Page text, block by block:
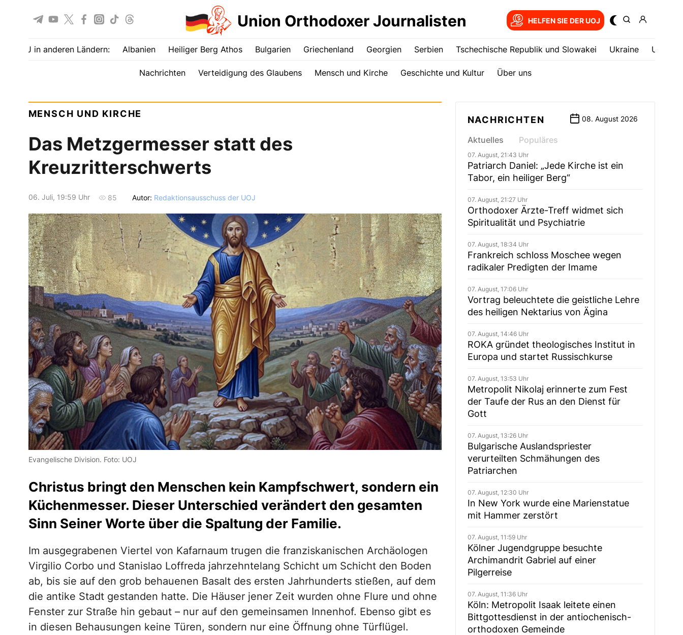
Union Orthodoxer Journalisten HELFEN SIE DER UOJ
UOJ in anderen Ländern: Albanien Heiliger Berg Athos Bulgarien Griechenland Georgien Serbien Tschechische Republik und Slowakei Ukrainе USA
Nachrichten Verteidigung des Glaubens Mensch und Kirche Geschichte und Kultur Über uns
MENSCH UND KIRCHE
Das Metzgermesser statt des
Kreuzritterschwerts
06. Juli, 19:59 Uhr 85 Autor: Redaktionsausschuss der UOJ
Evangelische Division. Foto: UOJ
Christus bringt den Menschen kein Kampfschwert, sondern ein
Küchenmesser. Dieser Unterschied verändert den gesamten
Sinn Seiner Worte über die Spaltung der Familie.
Im ausgegrabenen Viertel von Kafarnaum trugen die franziskanischen Archäologen
Virgilio Corbo und Stanislao Loffreda jahrzehntelang Schicht um Schicht den Boden
ab, bis sie auf den grob behauenen Basalt des ersten Jahrhunderts stießen, auf dem
die antike Stadt gestanden hatte. Die Häuser jener Zeit wurden ohne Flure und ohne
Fenster zur Straße hin gebaut – nur auf den gemeinsamen Innenhof. Ebenso gibt es
in diesen Behausungen keine Türen, sondern nur eine Öffnung ohne Türflügel.
NACHRICHTEN 08. August 2026
Aktuelles Populäres
07. August, 21:43 Uhr
Patriarch Daniel: „Jede Kirche ist ein
Tabor, ein heiliger Berg“
07. August, 21:27 Uhr
Orthodoxer Ärzte-Treff widmet sich
Spiritualität und Psychiatrie
07. August, 18:34 Uhr
Frankreich schloss Moschee wegen
radikaler Predigten der Imame
07. August, 17:06 Uhr
Vortrag beleuchtete die geistliche Lehre
des heiligen Nektarius von Ägina
07. August, 14:46 Uhr
ROKA gründet theologisches Institut in
Europa und startet Russischkurse
07. August, 13:53 Uhr
Metropolit Nikolaj erinnerte zum Fest
der Taufe der Rus an den Dienst für
Gott
07. August, 13:26 Uhr
Bulgarische Auslandspriester
verurteilten Schmähungen des
Patriarchen
07. August, 12:30 Uhr
In New York wurde eine Marienstatue
mit Hammer zerstört
07. August, 11:59 Uhr
Kölner Jugendgruppe besuchte
Archimandrit Gabriel auf einer
Pilgerreise
07. August, 11:36 Uhr
Köln: Metropolit Isaak leitete einen
Bittgottesdienst in der antiochenisch-
orthodoxen Gemeinde